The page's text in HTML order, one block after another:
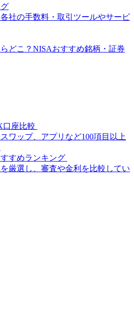
社の手数料・取引ツールやサービ
どこ？NISAおすすめ銘柄・証券
口座比較
ワップ、アプリなど100項目以上
すめランキング
厳選し、審査や金利を比較してい